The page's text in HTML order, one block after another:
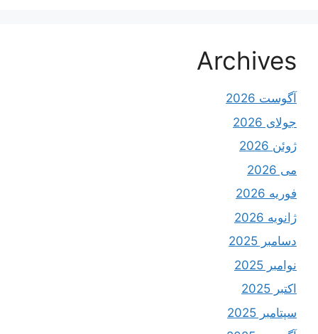
Archives
آگوست 2026
جولای 2026
ژوئن 2026
می 2026
فوریه 2026
ژانویه 2026
دسامبر 2025
نوامبر 2025
اکتبر 2025
سپتامبر 2025